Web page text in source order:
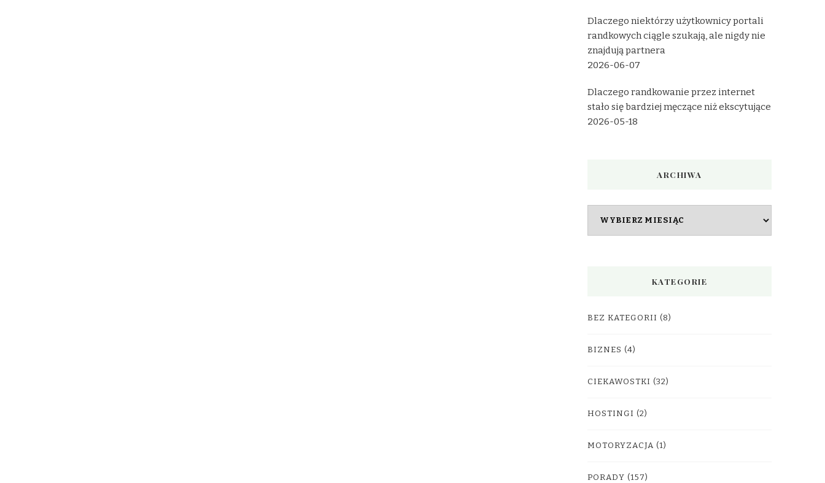
Dlaczego niektórzy użytkownicy portali
randkowych ciągle szukają, ale nigdy nie
znajdują partnera
2026-06-07
Dlaczego randkowanie przez internet
stało się bardziej męczące niż ekscytujące
2026-05-18
ARCHIWA
KATEGORIE
BEZ KATEGORII (8)
BIZNES (4)
CIEKAWOSTKI (32)
HOSTINGI (2)
MOTORYZACJA (1)
PORADY (157)